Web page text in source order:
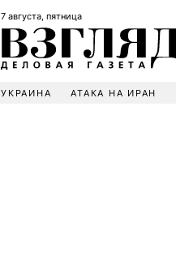
7 августа, пятница
УКРАИНА АТАКА НА ИРАН